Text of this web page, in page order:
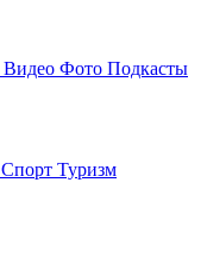
Видео Фото Подкасты
Спорт Туризм